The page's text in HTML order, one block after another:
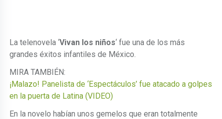
La telenovela ‘Vivan los niños‘ fue una de los más
grandes éxitos infantiles de México.
MIRA TAMBIÉN:
¡Malazo! Panelista de ‘Espectáculos’ fue atacado a golpes
en la puerta de Latina (VIDEO)
En la novelo habían unos gemelos que eran totalmente